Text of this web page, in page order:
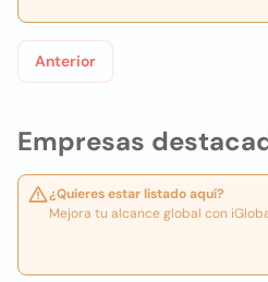
Empresas
¿Quieres estar listado aquí?
Mejora tu alcance global con
Anterior